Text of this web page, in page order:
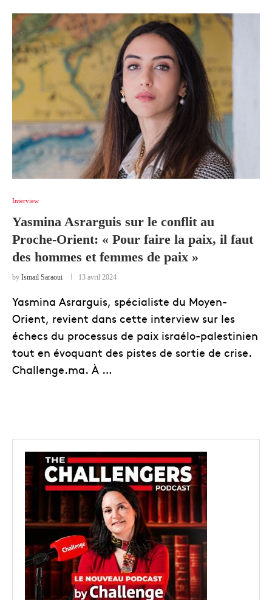
Interview
Yasmina Asrarguis sur le conflit au
Proche-Orient: « Pour faire la paix, il faut
des hommes et femmes de paix »
by Ismail Saraoui 13 avril 2024
Yasmina Asrarguis, spécialiste du Moyen-
Orient, revient dans cette interview sur les
échecs du processus de paix israélo-palestinien
tout en évoquant des pistes de sortie de crise.
Challenge.ma. À …